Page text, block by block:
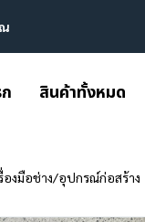
สินค้าทั้งหมด
องมือช่าง/อุปกรณ์ก่อสร้าง